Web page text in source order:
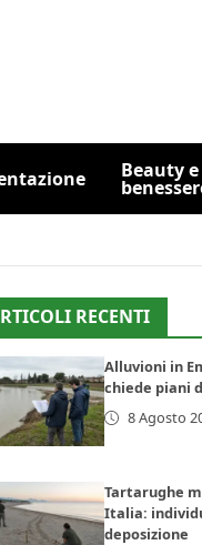
Beauty e
RECENTI
Alluvioni in
chiede piani
8 Agosto
Tartarughe
Italia:
deposizione